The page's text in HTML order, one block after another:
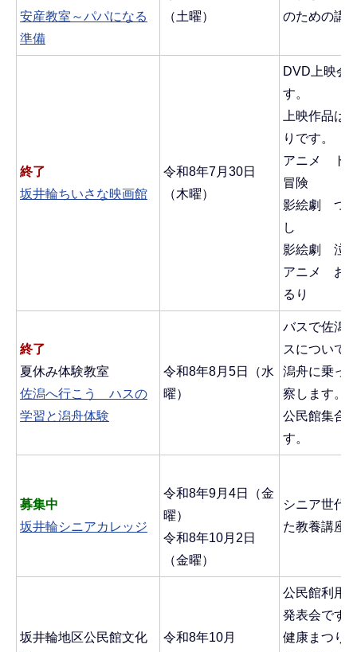
安産教室～パパになる
準備
（土曜）
のための講
終了
坂井輪ちいさな映画館
令和8年7月30日
（木曜）
DVD上映会
す。
上映作品は
りです。
アニメ ト
冒険
影絵劇 つ
し
影絵劇 泣
アニメ お
るり
終了
夏休み体験教室
佐潟へ行こう ハスの
学習と潟舟体験
令和8年8月5日（水
曜）
バスで佐潟
スについて
潟舟に乗っ
察します。
公民館集合
す。
募集中
坂井輪シニアカレッジ
令和8年9月4日（金
曜）
令和8年10月2日
（金曜）
シニア世代
た教養講座
坂井輪地区公民館文化
令和8年10月
公民館利用
発表会です
健康まつり